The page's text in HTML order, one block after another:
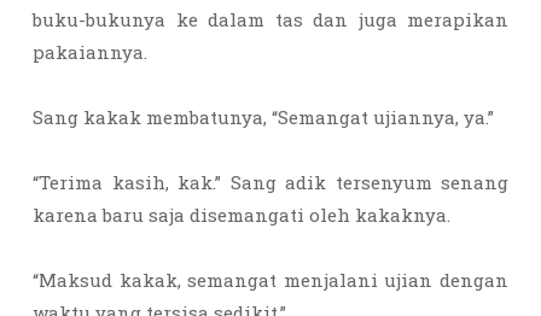
buku-bukunya ke dalam tas dan juga merapikan
pakaiannya.
Sang kakak membatunya, “Semangat ujiannya, ya.”
“Terima kasih, kak.” Sang adik tersenyum senang
karena baru saja disemangati oleh kakaknya.
“Maksud kakak, semangat menjalani ujian dengan